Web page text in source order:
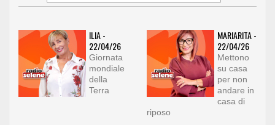
ILIA -
22/04/26
Giornata
mondiale
della
Terra
MARIARITA -
22/04/26
Mettono
su casa
per non
andare in
casa di
riposo